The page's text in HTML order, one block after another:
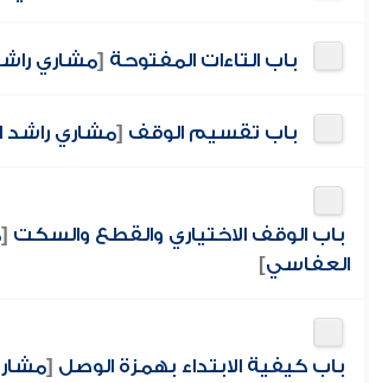
باب التاءات المفتوحة [مشاري
باب تقسيم الوقف [مشاري
باب الوقف الاختياري والقطع والسكت [
العفاسي]
باب كيفية الابتداء بهمزة الوصل [